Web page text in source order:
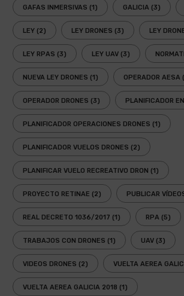
GAFAS INMERSIVAS (1) GALICIA (3)
LEY (2) LEY DRONES (3) LEY
LEY RPAS (3) LEY UAV (3)
NUEVA LEY DRONES (1) OPERADOR AESA
OPERADOR DRONES (3) PLANIFICADOR
PLANIFICADOR OPERACIONES DRONES (1)
PLANIFICADOR VUELOS DRONES (2)
PLANIFICAR VUELO RECREATIVO DRON (1)
PROYECTO RETINAE (2) PUBLICAR
REAL DECRETO 1036/2017 (1) RPA (5)
TRABAJOS CON DRONES (1) UAV (3)
VIDEOS DRONES (2) VUELTA AEREA
VUELTA AEREA GALICIA 2018 (1)